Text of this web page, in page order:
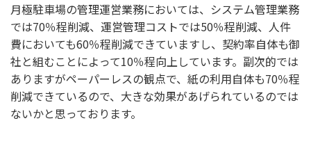
月極駐車場の管理運営業務においては、システム管理業務
では70％程削減、運営管理コストでは50％程削減、人件
費においても60％程削減できていますし、契約率自体も御
社と組むことによって10％程向上しています。副次的では
ありますがペーパーレスの観点で、紙の利用自体も70％程
削減できているので、大きな効果があげられているのでは
ないかと思っております。